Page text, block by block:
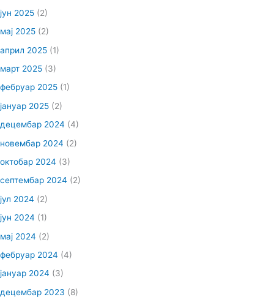
јун 2025 (2)
мај 2025 (2)
април 2025 (1)
март 2025 (3)
фебруар 2025 (1)
јануар 2025 (2)
децембар 2024 (4)
новембар 2024 (2)
октобар 2024 (3)
септембар 2024 (2)
јул 2024 (2)
јун 2024 (1)
мај 2024 (2)
фебруар 2024 (4)
јануар 2024 (3)
децембар 2023 (8)